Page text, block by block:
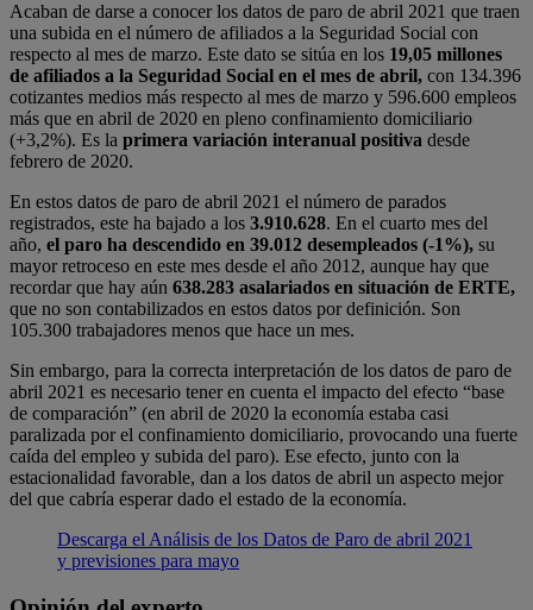
Acaban de darse a conocer los datos de paro de abril 2021 que traen
una subida en el número de afiliados a la Seguridad Social con
respecto al mes de marzo. Este dato se sitúa en los 19,05 millones
de afiliados a la Seguridad Social en el mes de abril, con 134.396
cotizantes medios más respecto al mes de marzo y 596.600 empleos
más que en abril de 2020 en pleno confinamiento domiciliario
(+3,2%). Es la primera variación interanual positiva desde
febrero de 2020.
En estos datos de paro de abril 2021 el número de parados
registrados, este ha bajado a los 3.910.628. En el cuarto mes del
año, el paro ha descendido en 39.012 desempleados (-1%), su
mayor retroceso en este mes desde el año 2012, aunque hay que
recordar que hay aún 638.283 asalariados en situación de ERTE,
que no son contabilizados en estos datos por definición. Son
105.300 trabajadores menos que hace un mes.
Sin embargo, para la correcta interpretación de los datos de paro de
abril 2021 es necesario tener en cuenta el impacto del efecto “base
de comparación” (en abril de 2020 la economía estaba casi
paralizada por el confinamiento domiciliario, provocando una fuerte
caída del empleo y subida del paro). Ese efecto, junto con la
estacionalidad favorable, dan a los datos de abril un aspecto mejor
del que cabría esperar dado el estado de la economía.
Descarga el Análisis de los Datos de Paro de abril 2021
y previsiones para mayo